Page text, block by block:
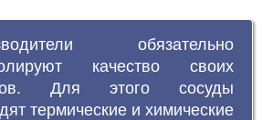
обязательно
качество своих
Для этого сосуды
термические и химические